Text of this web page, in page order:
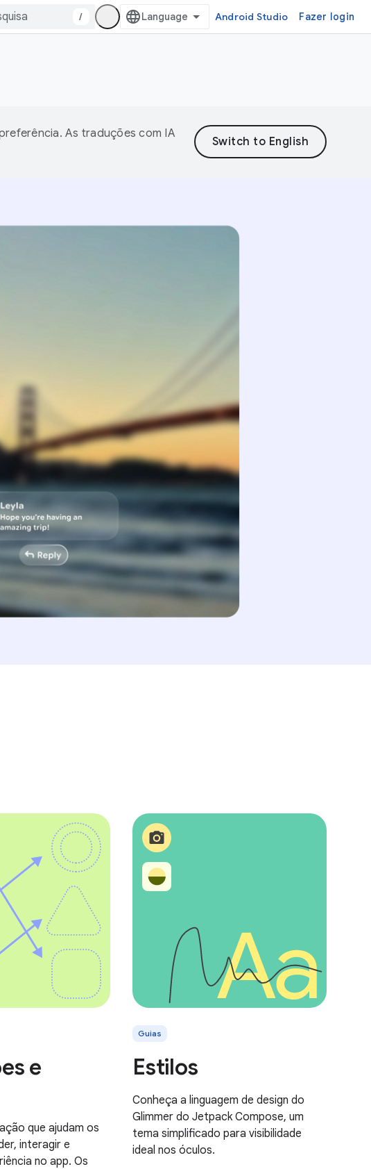
/ Android Studio Fazer login
As traduções com IA
e
que ajudam os
interagir e
no app. Os
Guias
Estilos
Conheça a linguagem de design do
Glimmer do Jetpack Compose, um
tema simplificado para visibilidade
ideal nos óculos.